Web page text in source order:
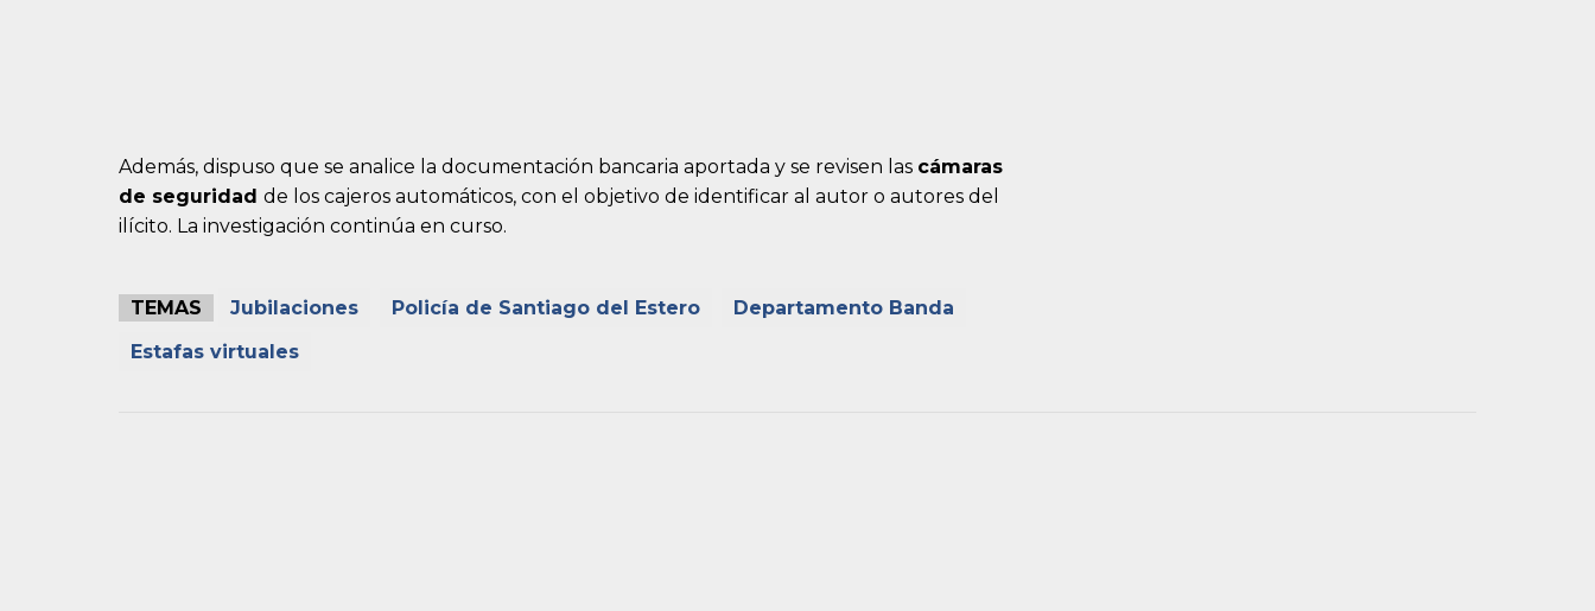
Además, dispuso que se analice la documentación bancaria aportada y se revisen las cámaras
de seguridad de los cajeros automáticos, con el objetivo de identificar al autor o autores del
ilícito. La investigación continúa en curso.
TEMAS Jubilaciones Policía de Santiago del Estero
Departamento Banda
Estafas virtuales